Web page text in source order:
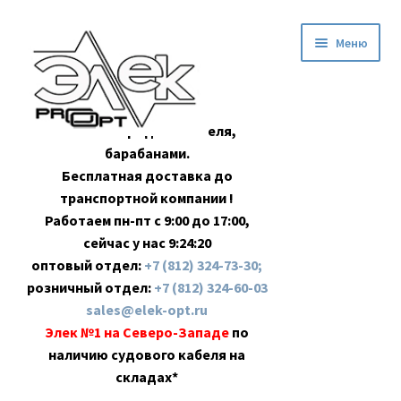
навигации
содержимому
Оптовая продажа кабеля,
барабанами.
Бесплатная доставка до
транспортной компании !
Работаем пн-пт с 9:00 до 17:00,
сейчас у нас 9:24:20
оптовый отдел: +7 (812) 324-73-30;
розничный отдел: +7 (812) 324-60-03
sales@elek-opt.ru
Элек №1 на Северо-Западе по
наличию судового кабеля на
складах*
Меню